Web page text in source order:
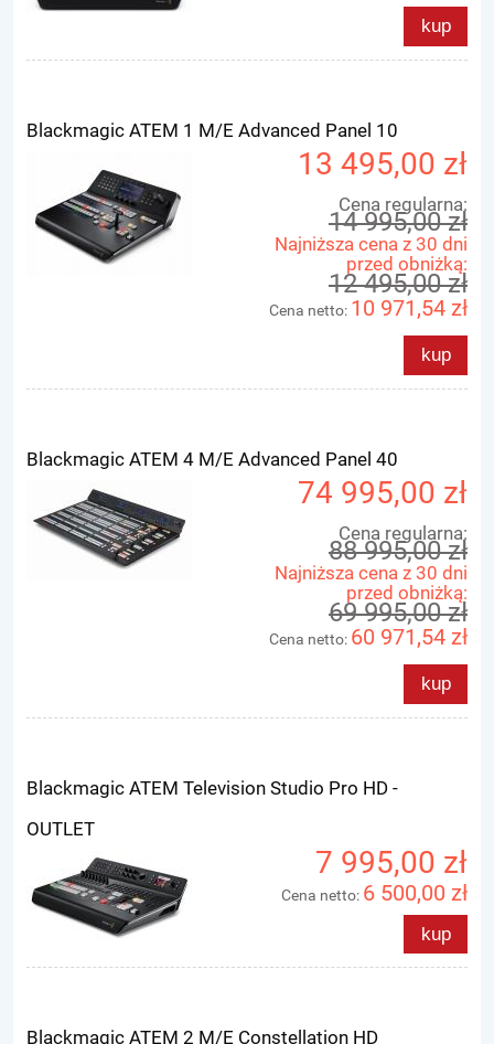
kup
Blackmagic ATEM 1 M/E Advanced Panel 10
13 495,00 zł
Cena regularna:
14 995,00 zł
Najniższa cena z 30 dni
przed obniżką:
12 495,00 zł
Cena netto: 10 971,54 zł
kup
Blackmagic ATEM 4 M/E Advanced Panel 40
74 995,00 zł
Cena regularna:
88 995,00 zł
Najniższa cena z 30 dni
przed obniżką:
69 995,00 zł
Cena netto: 60 971,54 zł
kup
Blackmagic ATEM Television Studio Pro HD -
OUTLET
7 995,00 zł
Cena netto: 6 500,00 zł
kup
Blackmagic ATEM 2 M/E Constellation HD